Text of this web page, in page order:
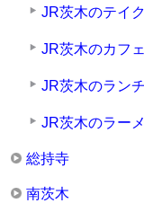
JR茨木のテイ
JR茨木のカフェ
JR茨木のランチ
JR茨木のラー
総持寺
南茨木